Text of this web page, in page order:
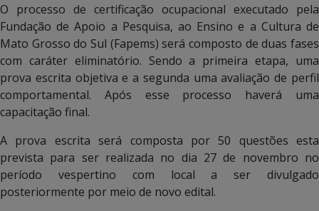
O processo de certificação ocupacional executado pela
Fundação de Apoio a Pesquisa, ao Ensino e a Cultura de
Mato Grosso do Sul (Fapems) será composto de duas fases
com caráter eliminatório. Sendo a primeira etapa, uma
prova escrita objetiva e a segunda uma avaliação de perfil
comportamental. Após esse processo haverá uma
capacitação final.
A prova escrita será composta por 50 questões esta
prevista para ser realizada no dia 27 de novembro no
período vespertino com local a ser divulgado
posteriormente por meio de novo edital.